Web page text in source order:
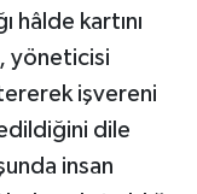
hâlde kartını
yöneticisi
işvereni
dile
insan